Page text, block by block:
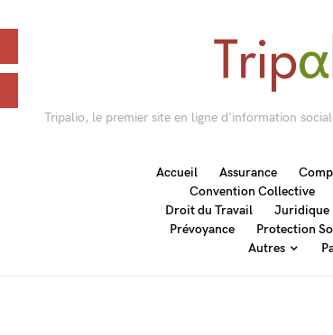
Tripalio, le premier site en ligne d'information
Accueil Assurance
Convention Collective
Droit du Travail
Juridique
Prévoyance
Protection
Autres